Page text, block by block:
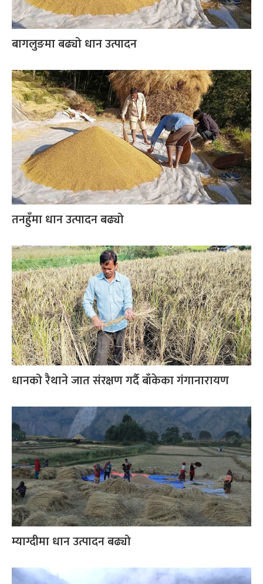
बागलुङमा बढ्यो धान उत्पादन
तनहुँमा धान उत्पादन बढ्यो
धानको रैथाने जात संरक्षण गर्दै बाँकेका गंगानारायण
म्याग्दीमा धान उत्पादन बढ्यो